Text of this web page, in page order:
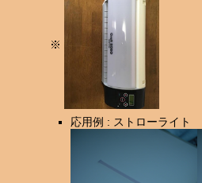
※
応用例 : ストローライト